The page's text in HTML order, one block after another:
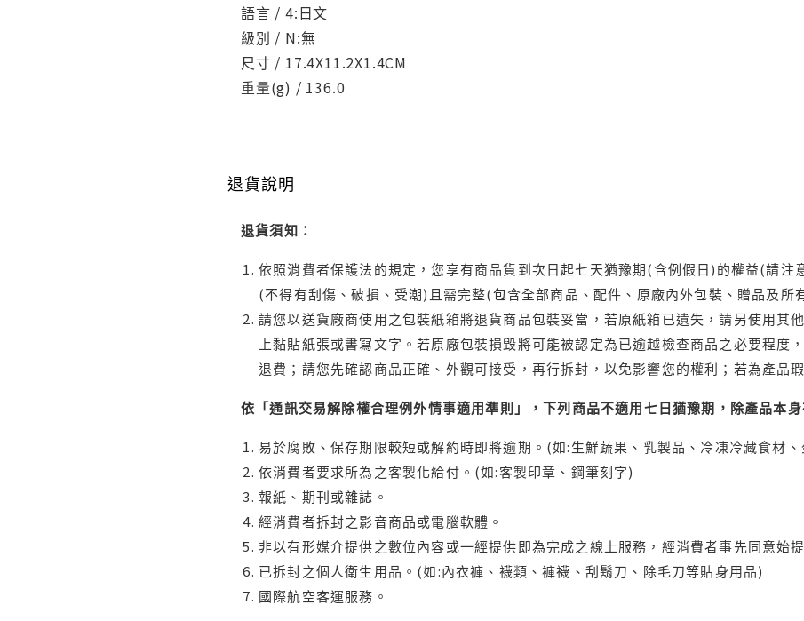
語言 / 4:日文
級別 / N:無
尺寸 / 17.4X11.2X1.4CM
重量(g) / 136.0
退貨說明
退貨須知：
依照消費者保護法的規定，您享有商品貨到次日起七天猶豫期(含例假日)的權益(請
(不得有刮傷、破損、受潮)且需完整(包含全部商品、配件、原廠內外包裝、贈品及所
請您以送貨廠商使用之包裝紙箱將退貨商品包裝妥當，若原紙箱已遺失，請另使用其
上黏貼紙張或書寫文字。若原廠包裝損毀將可能被認定為已逾越檢查商品之必要程
退費；請您先確認商品正確、外觀可接受，再行拆封，以免影響您的權利；若為產品
依「通訊交易解除權合理例外情事適用準則」，下列商品不適用七日猶豫期，除產品本
易於腐敗、保存期限較短或解約時即將逾期。(如:生鮮蔬果、乳製品、冷凍冷藏食材、
依消費者要求所為之客製化給付。(如:客製印章、鋼筆刻字)
報紙、期刊或雜誌。
經消費者拆封之影音商品或電腦軟體。
非以有形媒介提供之數位內容或一經提供即為完成之線上服務，經消費者事先同意始
已拆封之個人衛生用品。(如:內衣褲、襪類、褲襪、刮鬍刀、除毛刀等貼身用品)
國際航空客運服務。